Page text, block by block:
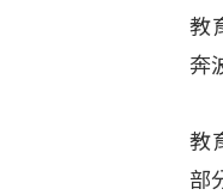
教
奔
教
部